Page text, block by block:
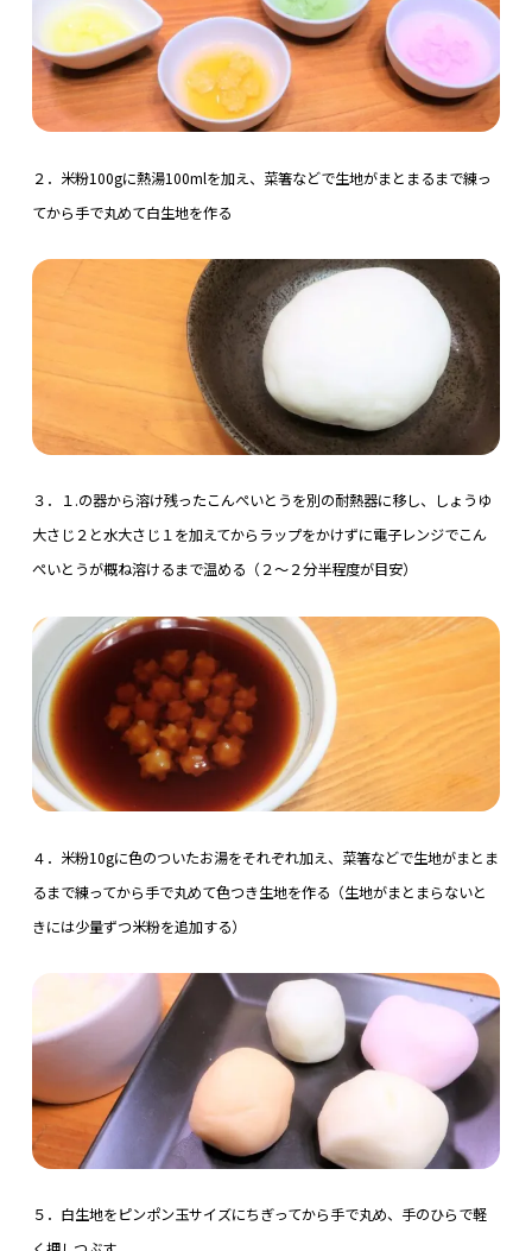
２．米粉100gに熱湯100mlを加え、菜箸などで生地がまとまるまで練っ
てから手で丸めて白生地を作る
３．１.の器から溶け残ったこんぺいとうを別の耐熱器に移し、しょうゆ
大さじ２と水大さじ１を加えてからラップをかけずに電子レンジでこん
ぺいとうが概ね溶けるまで温める（２～２分半程度が目安）
４．米粉10gに色のついたお湯をそれぞれ加え、菜箸などで生地がまとま
るまで練ってから手で丸めて色つき生地を作る（生地がまとまらないと
きには少量ずつ米粉を追加する）
５．白生地をピンポン玉サイズにちぎってから手で丸め、手のひらで軽